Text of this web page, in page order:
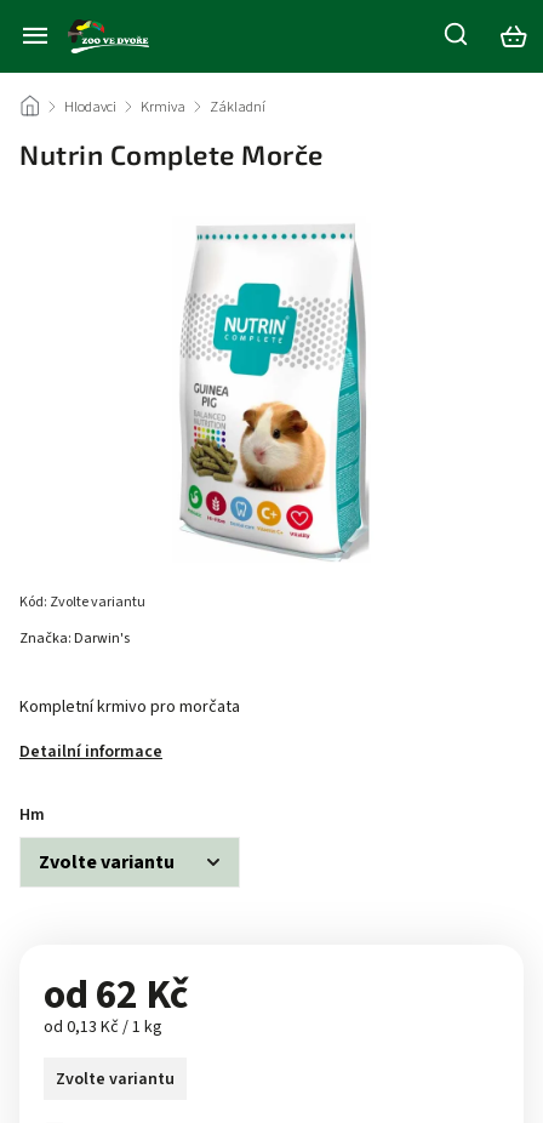
/ Hlodavci / Krmiva / Základní
Nutrin Complete Morče
Kód: Zvolte variantu
Kompletní krmivo pro morčata
Detailní informace
Značka: Darwin's
Hm
od62 Kč
od 0,13 Kč / 1 kg
Zvolte variantu